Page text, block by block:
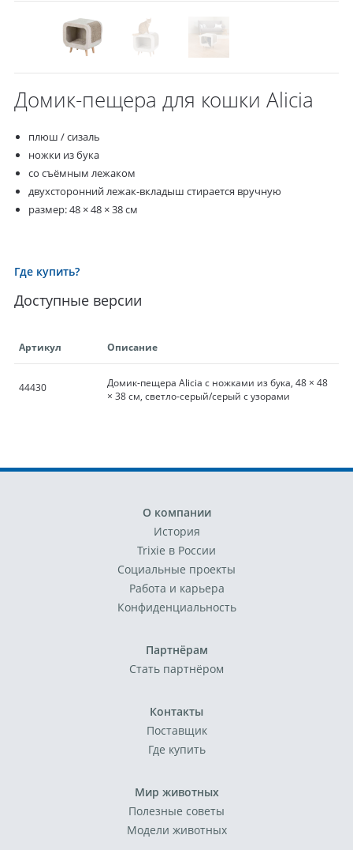
Домик-пещера для кошки Alicia
плюш / сизаль
ножки из бука
со съёмным лежаком
двухсторонний лежак-вкладыш стирается вручную
размер: 48 × 48 × 38 см
Где купить?
Доступные версии
Артикул Описание
44430
Домик-пещера Alicia с ножками из бука, 48 × 48
× 38 см, светло-серый/серый с узорами
О компании
История
Trixie в России
Социальные проекты
Работа и карьера
Конфиденциальность
Партнёрам
Стать партнёром
Контакты
Поставщик
Где купить
Мир животных
Полезные советы
Модели животных